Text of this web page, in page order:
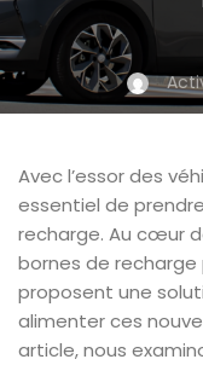
Avec l’essor des
essentiel de
recharge. Au cœur
bornes de recharge
proposent une
alimenter ces
article, nous